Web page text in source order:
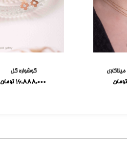
تومان
گوشواره گل
16,888,000 تومان